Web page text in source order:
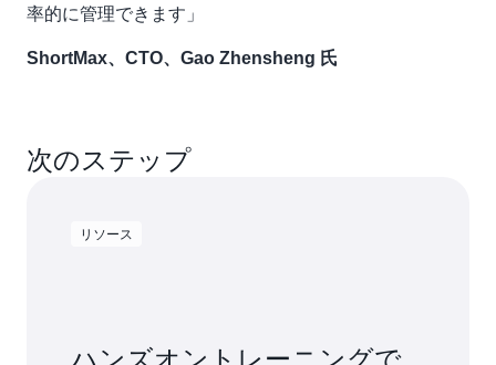
率的に管理できます」
ShortMax、CTO、Gao Zhensheng 氏
次のステップ
リソース
ハンズオントレーニングで